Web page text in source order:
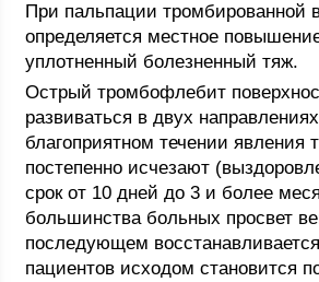
При пальпации тромбированной
определяется местное
уплотненный болезненный тяж.
Острый тромбофлебит
развиваться в двух
благоприятном течении явления
постепенно исчезают
срок от 10 дней до 3 и более
большинства больных просвет
последующем
пациентов исходом становится